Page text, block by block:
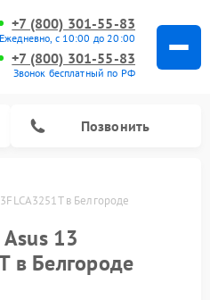
+7 (800) 301-55-83
Ежедневно, с 10:00 до 20:00
+7 (800) 301-55-83
Звонок бесплатный по РФ
Позвонить
в Белгороде
13
в Белгороде